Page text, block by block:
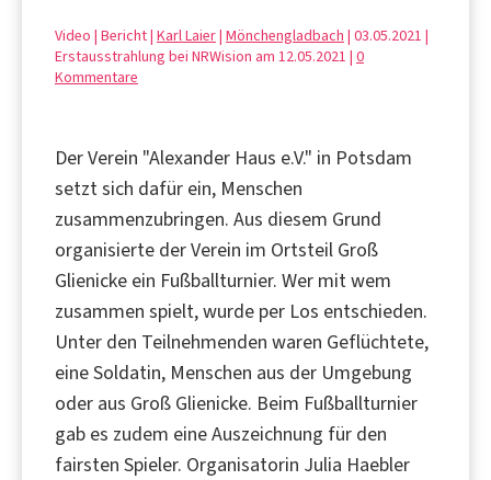
Video | Bericht | Karl Laier| Mönchengladbach | 03.05.2021 |
Erstausstrahlung bei NRWision am 12.05.2021 | 0
Kommentare
Der Verein "Alexander Haus e.V." in Potsdam
setzt sich dafür ein, Menschen
zusammenzubringen. Aus diesem Grund
organisierte der Verein im Ortsteil Groß
Glienicke ein Fußballturnier. Wer mit wem
zusammen spielt, wurde per Los entschieden.
Unter den Teilnehmenden waren Geflüchtete,
eine Soldatin, Menschen aus der Umgebung
oder aus Groß Glienicke. Beim Fußballturnier
gab es zudem eine Auszeichnung für den
fairsten Spieler. Organisatorin Julia Haebler